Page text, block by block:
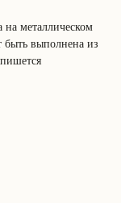
на металлическом
выполнена из